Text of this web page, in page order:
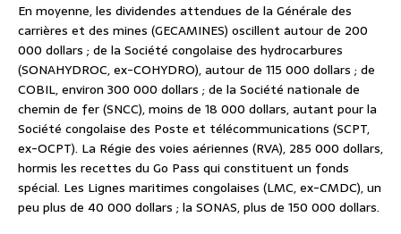
En moyenne, les dividendes attendues de la Générale des
carrières et des mines (GECAMINES) oscillent autour de 200
000 dollars ; de la Société congolaise des hydrocarbures
(SONAHYDROC, ex-COHYDRO), autour de 115 000 dollars ; de
COBIL, environ 300 000 dollars ; de la Société nationale de
chemin de fer (SNCC), moins de 18 000 dollars, autant pour la
Société congolaise des Poste et télécommunications (SCPT,
ex-OCPT). La Régie des voies aériennes (RVA), 285 000 dollars,
hormis les recettes du Go Pass qui constituent un fonds
spécial. Les Lignes maritimes congolaises (LMC, ex-CMDC), un
peu plus de 40 000 dollars ; la SONAS, plus de 150 000 dollars.